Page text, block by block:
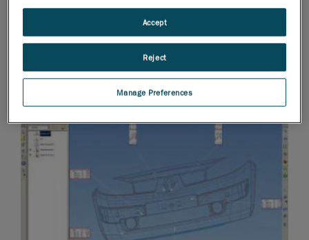
Manage Preferences
Reject
Accept